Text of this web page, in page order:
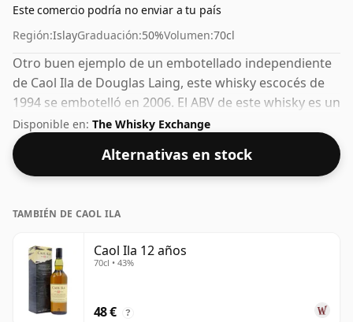
Este comercio podría no enviar a tu país
Región:IslayGraduación:50%Volumen:70cl
Otro buen ejemplo de un embotellado independiente
de Caol Ila de Douglas Laing, este whisky escocés de
1994 se embotelló en 2006. El ABV de este whisky es un
gratificante 50%.
Disponible en: The Whisky Exchange
Alternativas en stock
TAMBIÉN DE CAOL ILA
Caol Ila 12 años
70cl • 43%
48 € ?